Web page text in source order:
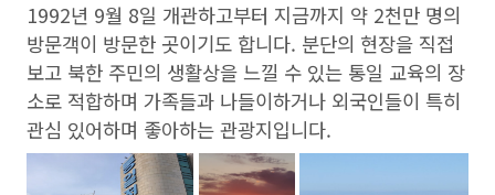
1992년 9월 8일 개관하고부터 지금까지 약 2천만 명의
방문객이 방문한 곳이기도 합니다. 분단의 현장을 직접
보고 북한 주민의 생활상을 느낄 수 있는 통일 교육의 장
소로 적합하며 가족들과 나들이하거나 외국인들이 특히
관심 있어하며 좋아하는 관광지입니다.